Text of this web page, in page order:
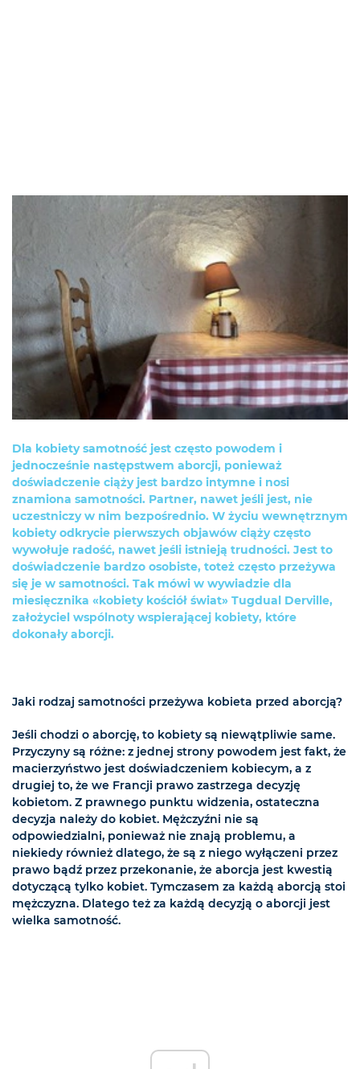
Dla kobiety samotność jest często powodem i
jednocześnie następstwem aborcji, ponieważ
doświadczenie ciąży jest bardzo intymne i nosi
znamiona samotności. Partner, nawet jeśli jest, nie
uczestniczy w nim bezpośrednio. W życiu wewnętrznym
kobiety odkrycie pierwszych objawów ciąży często
wywołuje radość, nawet jeśli istnieją trudności. Jest to
doświadczenie bardzo osobiste, toteż często przeżywa
się je w samotności. Tak mówi w wywiadzie dla
miesięcznika «kobiety kościół świat» Tugdual Derville,
założyciel wspólnoty wspierającej kobiety, które
dokonały aborcji.
Jaki rodzaj samotności przeżywa kobieta przed aborcją?
Jeśli chodzi o aborcję, to kobiety są niewątpliwie same.
Przyczyny są różne: z jednej strony powodem jest fakt, że
macierzyństwo jest doświadczeniem kobiecym, a z
drugiej to, że we Francji prawo zastrzega decyzję
kobietom. Z prawnego punktu widzenia, ostateczna
decyzja należy do kobiet. Mężczyźni nie są
odpowiedzialni, ponieważ nie znają problemu, a
niekiedy również dlatego, że są z niego wyłączeni przez
prawo bądź przez przekonanie, że aborcja jest kwestią
dotyczącą tylko kobiet. Tymczasem za każdą aborcją stoi
mężczyzna. Dlatego też za każdą decyzją o aborcji jest
wielka samotność.